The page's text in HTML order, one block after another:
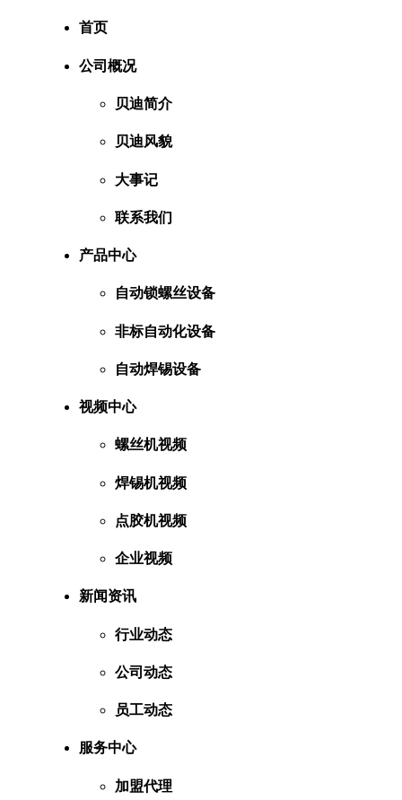
首页
公司概况
贝迪简介
贝迪风貌
大事记
联系我们
产品中心
自动锁螺丝设备
非标自动化设备
自动焊锡设备
视频中心
螺丝机视频
焊锡机视频
点胶机视频
企业视频
新闻资讯
行业动态
公司动态
员工动态
服务中心
加盟代理